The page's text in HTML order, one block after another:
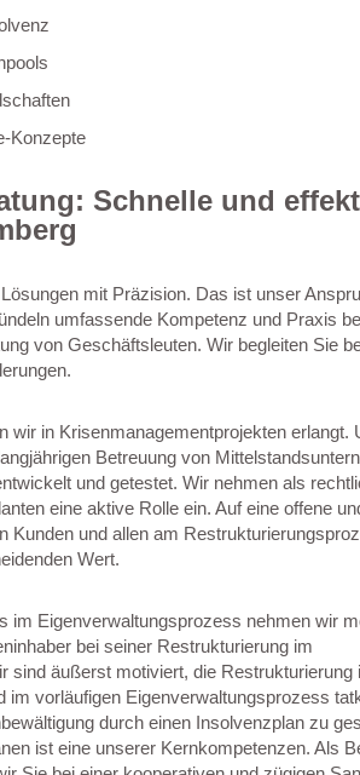
Konzepte
Schnelle und
mit Präzision. Das ist unser
umfassende Kompetenz und Praxis
von Geschäftsleuten. Wir begleiten Sie
wir in Krisenmanagementprojekten erlangt.
Betreuung von
und getestet. Wir nehmen als
eine aktive Rolle ein. Auf eine offene
Kunden und allen am
Wert.
im Eigenverwaltungsprozess nehmen wir
bei seiner Restrukturierung im
sind äußerst motiviert, die Restrukturierung
im vorläufigen Eigenverwaltungsprozess
durch einen Insolvenzplan zu
ist eine unserer Kernkompetenzen. Als